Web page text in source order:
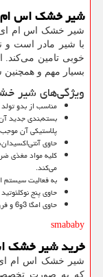
شیر خشک اس ام ای
با شیر مادر است و
خوبی تامین می‌کند.
بسیار مهم و
ویژگی‌های شیر خشک
مناسب از بدو تولد
بسته‌بندی جدید
پلاستیکی آن
حاوی
کلیه مواد مغذی
می‌کند.
به فعالیت سیستم
حاوی پنج
حاوی امگا 3و6 و فروکتوالیگوساکارید
smababy
خرید شیر خشک
شیر خشک اس ام ای
که به صورت